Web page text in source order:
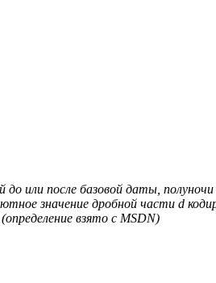
после базовой даты, полуночи
значение дробной части d
взято с MSDN)